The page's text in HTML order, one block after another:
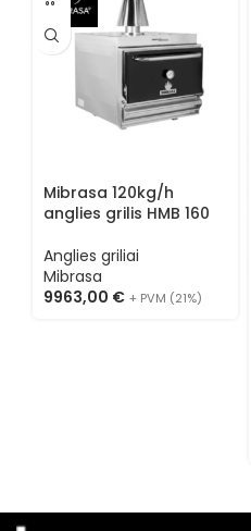
Mibrasa 120kg/h
anglies grilis HMB 160
Anglies griliai
Mibrasa
9963,00 € + PVM (21%)